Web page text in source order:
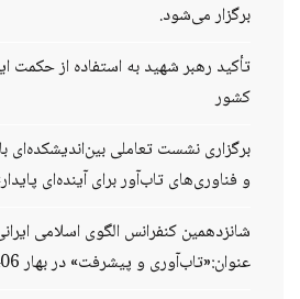
برگزار می‌شود.
تأکید رهبر شهید به استفاده از حکمت
کشور
برگزاری نشست تعاملی بین‌اندیشکده‌ای
و فناوری‌های تاب‌آور برای آینده‌ای
شانزدهمین کنفرانس الگوی اسلامی
عنوان:«تاب‌آوری و پیشرفت» در بهار 1406 برگزار می‌شود.